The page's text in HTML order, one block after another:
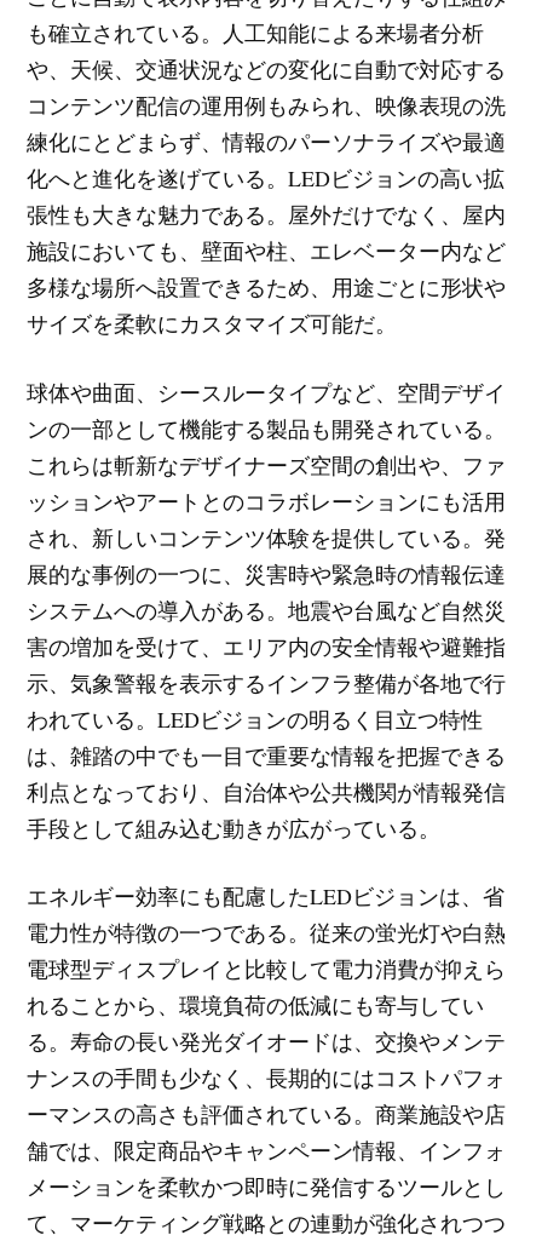
も確立されている。人工知能による来場者分析
や、天候、交通状況などの変化に自動で対応する
コンテンツ配信の運用例もみられ、映像表現の洗
練化にとどまらず、情報のパーソナライズや最適
化へと進化を遂げている。LEDビジョンの高い拡
張性も大きな魅力である。屋外だけでなく、屋内
施設においても、壁面や柱、エレベーター内など
多様な場所へ設置できるため、用途ごとに形状や
サイズを柔軟にカスタマイズ可能だ。
球体や曲面、シースルータイプなど、空間デザイ
ンの一部として機能する製品も開発されている。
これらは斬新なデザイナーズ空間の創出や、ファ
ッションやアートとのコラボレーションにも活用
され、新しいコンテンツ体験を提供している。発
展的な事例の一つに、災害時や緊急時の情報伝達
システムへの導入がある。地震や台風など自然災
害の増加を受けて、エリア内の安全情報や避難指
示、気象警報を表示するインフラ整備が各地で行
われている。LEDビジョンの明るく目立つ特性
は、雑踏の中でも一目で重要な情報を把握できる
利点となっており、自治体や公共機関が情報発信
手段として組み込む動きが広がっている。
エネルギー効率にも配慮したLEDビジョンは、省
電力性が特徴の一つである。従来の蛍光灯や白熱
電球型ディスプレイと比較して電力消費が抑えら
れることから、環境負荷の低減にも寄与してい
る。寿命の長い発光ダイオードは、交換やメンテ
ナンスの手間も少なく、長期的にはコストパフォ
ーマンスの高さも評価されている。商業施設や店
舗では、限定商品やキャンペーン情報、インフォ
メーションを柔軟かつ即時に発信するツールとし
て、マーケティング戦略との連動が強化されつつ